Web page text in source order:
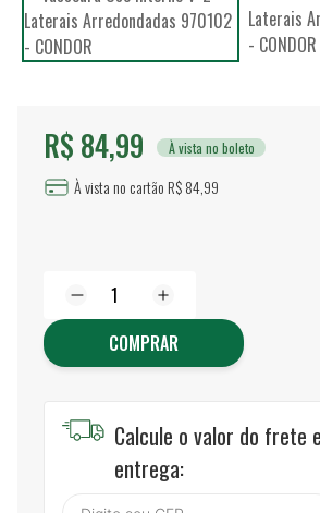
R$ 84,99 À vista no boleto
À vista no cartão R$ 84,99
COMPRAR
Calcule o valor do frete
entrega: